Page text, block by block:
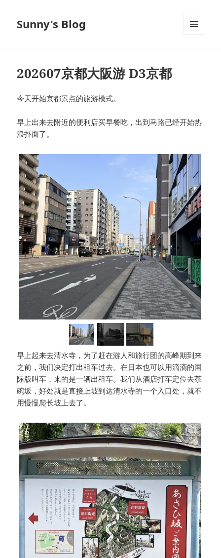
Sunny's Blog
202607京都大阪游 D3京都
今天开始京都景点的旅游模式。
早上出来去附近的便利店买早餐吃，出到马路已经开始热
浪扑面了。
早上起来去清水寺，为了赶在游人和旅行团的高峰期到来
之前，我们决定打出租车过去。在日本也可以用滴滴的国
际版叫车，来的是一辆出租车。我们从酒店打车定位去茶
碗坂，好处就是直接上坡到达清水寺的一个入口处，就不
用慢慢爬长坡上去了。